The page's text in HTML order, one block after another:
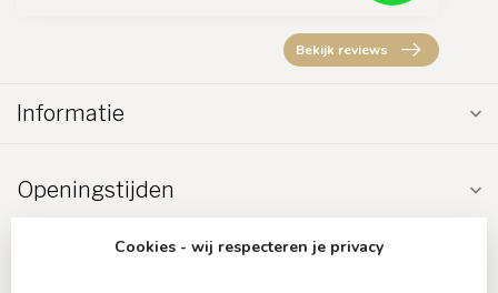
Bekijk reviews
Informatie
Openingstijden
Cookies - wij respecteren je privacy